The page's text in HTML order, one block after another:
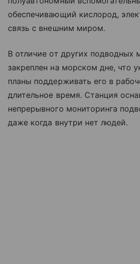
обеспечивающий кислород,
связь с внешним миром.
В отличие от других подводных
закреплен на морском дне, что
планы поддерживать его в
длительное время. Станция
непрерывного мониторинга
даже когда внутри нет людей.